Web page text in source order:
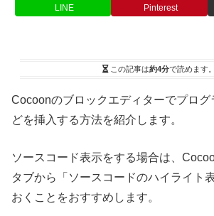
LINE Pinterest
この記事は約4分で読めます。
Cocoonのブロックエディターでプログ
どを挿入する方法を紹介します。
ソースコード表示をする場合は、
タブから「ソースコードのハイライト
おくことをおすすめします。